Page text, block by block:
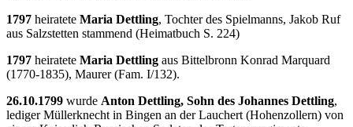
1797 heiratete Maria Dettling, Tochter des Spielmanns, Jakob Ruf
aus Salzstetten stammend (Heimatbuch S. 224)
1797 heiratete Maria Dettling aus Bittelbronn Konrad Marquard
(1770-1835), Maurer (Fam. I/132).
26.10.1799 wurde Anton Dettling, Sohn des Johannes Dettling,
lediger Müllerknecht in Bingen an der Lauchert (Hohenzollern) von